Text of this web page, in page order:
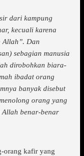
dari kampung
kecuali karena
Allah”. Dan
sebagian manusia
dirobohkan biara-
ibadat orang
banyak disebut
orang yang
Allah benar-benar
orang kafir yang